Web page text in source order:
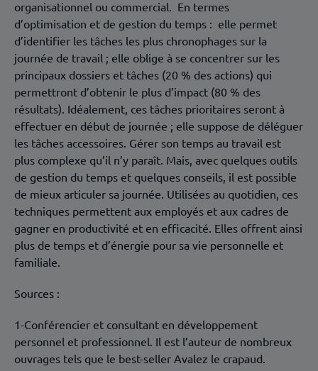
organisationnel ou commercial. En termes
d’optimisation et de gestion du temps : elle permet
d’identifier les tâches les plus chronophages sur la
journée de travail ; elle oblige à se concentrer sur les
principaux dossiers et tâches (20 % des actions) qui
permettront d’obtenir le plus d’impact (80 % des
résultats). Idéalement, ces tâches prioritaires seront à
effectuer en début de journée ; elle suppose de déléguer
les tâches accessoires. Gérer son temps au travail est
plus complexe qu’il n’y paraît. Mais, avec quelques outils
de gestion du temps et quelques conseils, il est possible
de mieux articuler sa journée. Utilisées au quotidien, ces
techniques permettent aux employés et aux cadres de
gagner en productivité et en efficacité. Elles offrent ainsi
plus de temps et d’énergie pour sa vie personnelle et
familiale.
Sources :
1-Conférencier et consultant en développement
personnel et professionnel. Il est l’auteur de nombreux
ouvrages tels que le best-seller Avalez le crapaud.